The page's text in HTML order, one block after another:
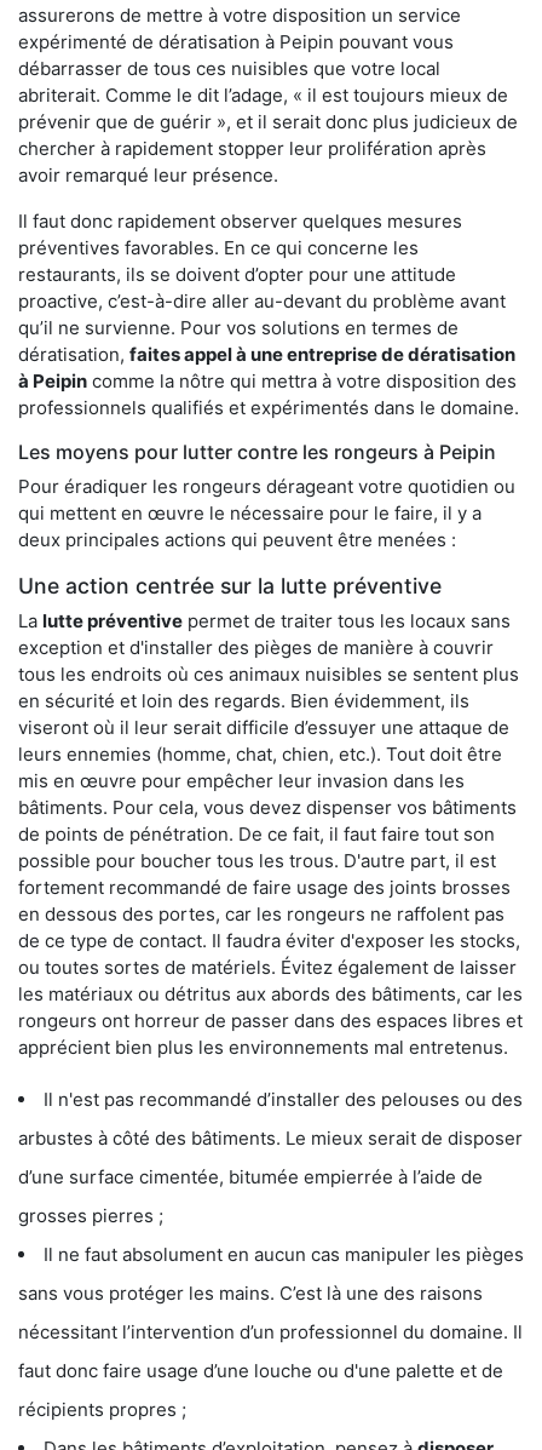
assurerons de mettre à votre disposition un service
expérimenté de dératisation à Peipin pouvant vous
débarrasser de tous ces nuisibles que votre local
abriterait. Comme le dit l’adage, « il est toujours mieux de
prévenir que de guérir », et il serait donc plus judicieux de
chercher à rapidement stopper leur prolifération après
avoir remarqué leur présence.
Il faut donc rapidement observer quelques mesures
préventives favorables. En ce qui concerne les
restaurants, ils se doivent d’opter pour une attitude
proactive, c’est-à-dire aller au-devant du problème avant
qu’il ne survienne. Pour vos solutions en termes de
dératisation, faites appel à une entreprise de dératisation
à Peipin comme la nôtre qui mettra à votre disposition des
professionnels qualifiés et expérimentés dans le domaine.
Les moyens pour lutter contre les rongeurs à Peipin
Pour éradiquer les rongeurs dérageant votre quotidien ou
qui mettent en œuvre le nécessaire pour le faire, il y a
deux principales actions qui peuvent être menées :
Une action centrée sur la lutte préventive
La lutte préventive permet de traiter tous les locaux sans
exception et d'installer des pièges de manière à couvrir
tous les endroits où ces animaux nuisibles se sentent plus
en sécurité et loin des regards. Bien évidemment, ils
viseront où il leur serait difficile d’essuyer une attaque de
leurs ennemies (homme, chat, chien, etc.). Tout doit être
mis en œuvre pour empêcher leur invasion dans les
bâtiments. Pour cela, vous devez dispenser vos bâtiments
de points de pénétration. De ce fait, il faut faire tout son
possible pour boucher tous les trous. D'autre part, il est
fortement recommandé de faire usage des joints brosses
en dessous des portes, car les rongeurs ne raffolent pas
de ce type de contact. Il faudra éviter d'exposer les stocks,
ou toutes sortes de matériels. Évitez également de laisser
les matériaux ou détritus aux abords des bâtiments, car les
rongeurs ont horreur de passer dans des espaces libres et
apprécient bien plus les environnements mal entretenus.
Il n'est pas recommandé d’installer des pelouses ou des
arbustes à côté des bâtiments. Le mieux serait de disposer
d’une surface cimentée, bitumée empierrée à l’aide de
grosses pierres ;
Il ne faut absolument en aucun cas manipuler les pièges
sans vous protéger les mains. C’est là une des raisons
nécessitant l’intervention d’un professionnel du domaine. Il
faut donc faire usage d’une louche ou d'une palette et de
récipients propres ;